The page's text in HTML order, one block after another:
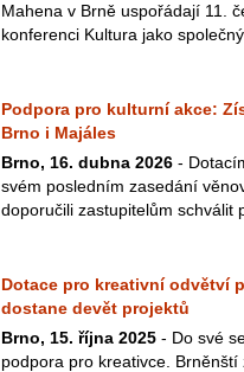
Mahena v Brně uspořádají 11.
konferenci Kultura jako
Podpora pro kulturní akce:
Brno i Majáles
Brno, 16. dubna 2026 -
svém posledním zasedání
doporučili zastupitelům schválit
Dotace pro kreativní odvětví
dostane devět projektů
Brno, 15. října 2025 - Do své
podpora pro kreativce. Brněnští